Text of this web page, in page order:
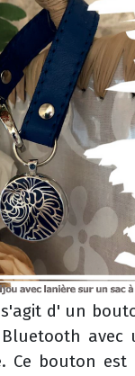
d' un
avec
Ce bouton est